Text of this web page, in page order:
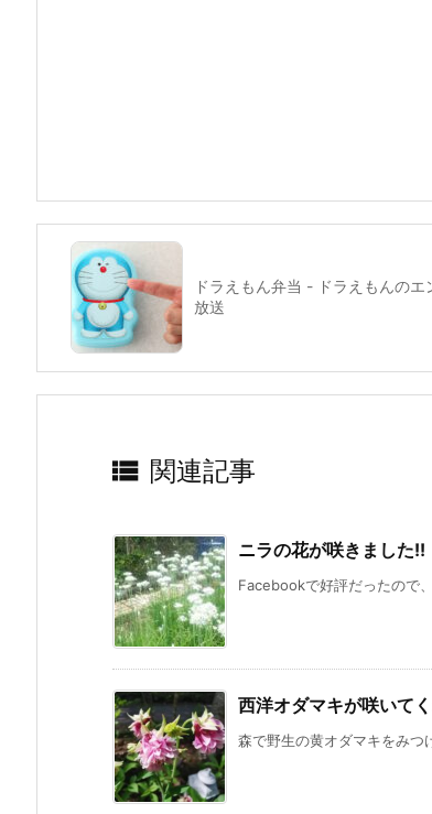
k
ドラえもん弁当 - ドラえもんのエ
放送
 関連記事
ニラの花が咲きました!!
Facebookで好評だったので
西洋オダマキが咲いて
森で野生の黄オダマキをみつ